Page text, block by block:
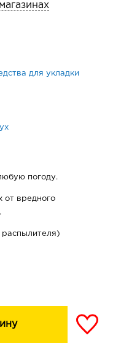
для укладки
погоду.
от вредного